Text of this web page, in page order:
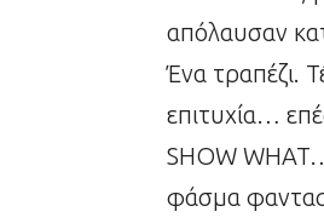
απόλαυσαν
Ένα τραπέζι.
επιτυχία…
SHOW
φάσμα